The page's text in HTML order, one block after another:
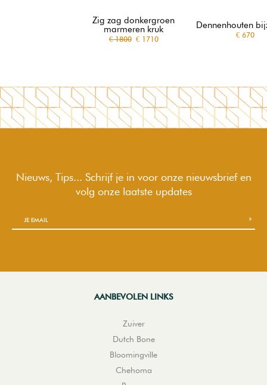
Zig zag donkergroen
marmeren kruk
€ 1800€ 1710
Dennenhouten
€ 670
Nieuws, Tips... Schrijf je in voor onze nieuwsbrief en
volg onze laatste updates
AANBEVOLEN LINKS
Zuiver
Dutch Bone
Bloomingville
Chehoma